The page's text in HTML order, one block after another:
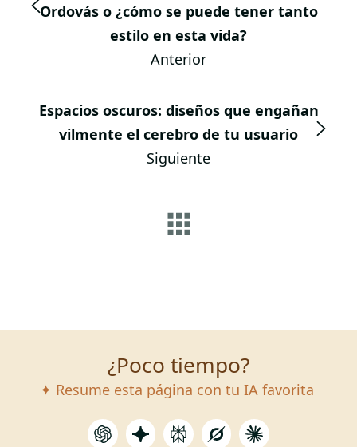
Ordovás o ¿cómo se puede tener tanto
estilo en esta vida?
Anterior
Espacios oscuros: diseños que engañan
vilmente el cerebro de tu usuario
Siguiente
¿Poco tiempo?
✦ Resume esta página con tu IA favorita